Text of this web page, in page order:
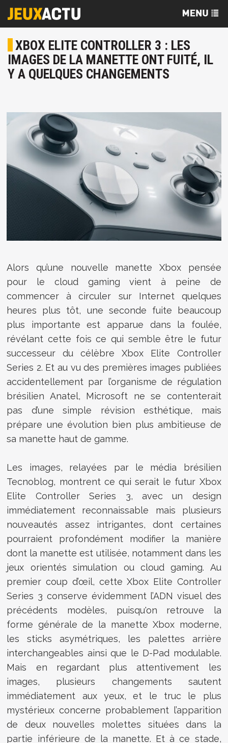
XBOX ELITE CONTROLLER 3 : LES
IMAGES DE LA MANETTE ONT FUITÉ, IL
Y A QUELQUES CHANGEMENTS
Alors qu’une nouvelle manette Xbox pensée
pour le cloud gaming vient à peine de
commencer à circuler sur Internet quelques
heures plus tôt, une seconde fuite beaucoup
plus importante est apparue dans la foulée,
révélant cette fois ce qui semble être le futur
successeur du célèbre Xbox Elite Controller
Series 2. Et au vu des premières images publiées
accidentellement par l’organisme de régulation
brésilien Anatel, Microsoft ne se contenterait
pas d’une simple révision esthétique, mais
prépare une évolution bien plus ambitieuse de
sa manette haut de gamme.
Les images, relayées par le média brésilien
Tecnoblog, montrent ce qui serait le futur Xbox
Elite Controller Series 3, avec un design
immédiatement reconnaissable mais plusieurs
nouveautés assez intrigantes, dont certaines
pourraient profondément modifier la manière
dont la manette est utilisée, notamment dans les
jeux orientés simulation ou cloud gaming. Au
premier coup d’œil, cette Xbox Elite Controller
Series 3 conserve évidemment l’ADN visuel des
précédents modèles, puisqu'on retrouve la
forme générale de la manette Xbox moderne,
les sticks asymétriques, les palettes arrière
interchangeables ainsi que le D-Pad modulable.
Mais en regardant plus attentivement les
images, plusieurs changements sautent
immédiatement aux yeux, et le truc le plus
mystérieux concerne probablement l’apparition
de deux nouvelles molettes situées dans la
partie inférieure de la manette. Et à ce stade,